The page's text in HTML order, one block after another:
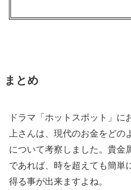
まとめ
ドラマ「ホットスポット」に
上さんは、現代のお金をどの
について考察しました。貴金
であれば、時を超えても簡単
得る事が出来ますよね。